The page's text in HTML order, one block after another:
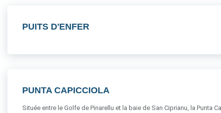
PUITS D'ENFER
PUNTA CAPICCIOLA
Située entre le Golfe de Pinarellu et la baie de San Ciprianu, la